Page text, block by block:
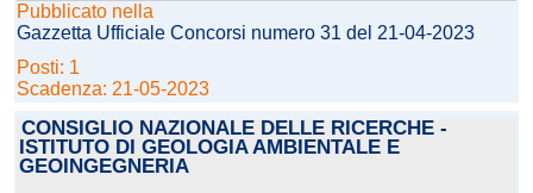
Pubblicato nella
Gazzetta Ufficiale Concorsi numero 31 del 21-04-2023
Posti: 1
Scadenza: 21-05-2023
CONSIGLIO NAZIONALE DELLE RICERCHE -
ISTITUTO DI GEOLOGIA AMBIENTALE E
GEOINGEGNERIA